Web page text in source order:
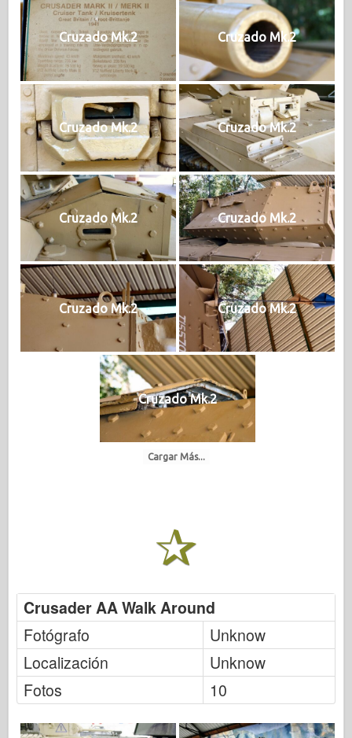
Cruzado Mk.2 Cruzado Mk.2
Cruzado Mk.2 Cruzado Mk.2
Cruzado Mk.2 Cruzado Mk.2
Cruzado Mk.2 Cruzado Mk.2
Cruzado Mk.2
Cargar Más...
Crusader AA Walk Around
Fotógrafo
Unknow
Localización
Unknow
Fotos
10